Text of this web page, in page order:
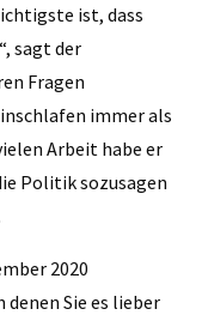
ist, dass
sagt der
Fragen
immer als
Arbeit habe er
Politik sozusagen
2020
denen Sie es lieber